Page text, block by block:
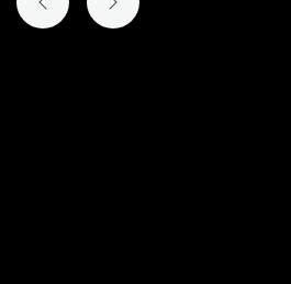
DIAPOSITIVO ANTERIOR
DIAPOSITIVO SEGUINTE